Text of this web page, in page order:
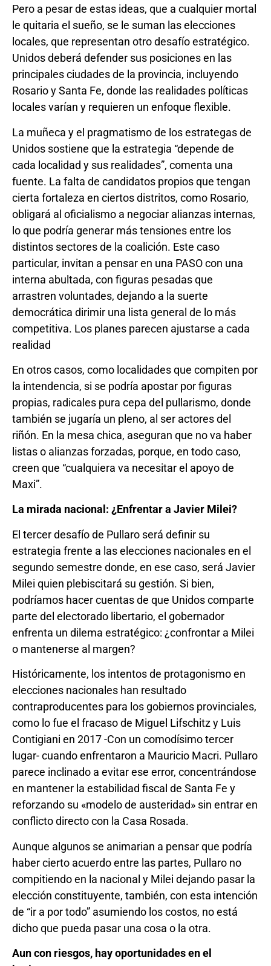
Pero a pesar de estas ideas, que a cualquier mortal
le quitaria el sueño, se le suman las elecciones
locales, que representan otro desafío estratégico.
Unidos deberá defender sus posiciones en las
principales ciudades de la provincia, incluyendo
Rosario y Santa Fe, donde las realidades políticas
locales varían y requieren un enfoque flexible.
La muñeca y el pragmatismo de los estrategas de
Unidos sostiene que la estrategia “depende de
cada localidad y sus realidades”, comenta una
fuente. La falta de candidatos propios que tengan
cierta fortaleza en ciertos distritos, como Rosario,
obligará al oficialismo a negociar alianzas internas,
lo que podría generar más tensiones entre los
distintos sectores de la coalición. Este caso
particular, invitan a pensar en una PASO con una
interna abultada, con figuras pesadas que
arrastren voluntades, dejando a la suerte
democrática dirimir una lista general de lo más
competitiva. Los planes parecen ajustarse a cada
realidad
En otros casos, como localidades que compiten por
la intendencia, si se podría apostar por figuras
propias, radicales pura cepa del pullarismo, donde
también se jugaría un pleno, al ser actores del
riñón. En la mesa chica, aseguran que no va haber
listas o alianzas forzadas, porque, en todo caso,
creen que “cualquiera va necesitar el apoyo de
Maxi”.
La mirada nacional: ¿Enfrentar a Javier Milei?
El tercer desafío de Pullaro será definir su
estrategia frente a las elecciones nacionales en el
segundo semestre donde, en ese caso, será Javier
Milei quien plebiscitará su gestión. Si bien,
podríamos hacer cuentas de que Unidos comparte
parte del electorado libertario, el gobernador
enfrenta un dilema estratégico: ¿confrontar a Milei
o mantenerse al margen?
Históricamente, los intentos de protagonismo en
elecciones nacionales han resultado
contraproducentes para los gobiernos provinciales,
como lo fue el fracaso de Miguel Lifschitz y Luis
Contigiani en 2017 -Con un comodísimo tercer
lugar- cuando enfrentaron a Mauricio Macri. Pullaro
parece inclinado a evitar ese error, concentrándose
en mantener la estabilidad fiscal de Santa Fe y
reforzando su «modelo de austeridad» sin entrar en
conflicto directo con la Casa Rosada.
Aunque algunos se animarian a pensar que podría
haber cierto acuerdo entre las partes, Pullaro no
compitiendo en la nacional y Milei dejando pasar la
elección constituyente, también, con esta intención
de “ir a por todo” asumiendo los costos, no está
dicho que pueda pasar una cosa o la otra.
Aun con riesgos, hay oportunidades en el